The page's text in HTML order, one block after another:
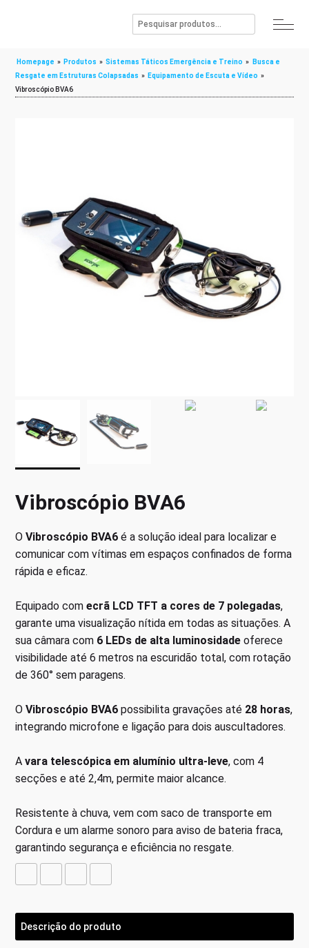
Homepage » Produtos » Sistemas Táticos Emergência e Treino »
Busca e
Resgate em Estruturas Colapsadas » Equipamento de Escuta e Vídeo »
Vibroscópio BVA6
Vibroscópio BVA6
OVibroscópio BVA6 é a solução ideal para localizar e
comunicar com vítimas em espaços confinados de forma
rápida e eficaz.
Equipado comecrã LCD TFT a cores de 7 polegadas,
garante uma visualização nítida em todas as situações. A
sua câmara com 6 LEDs de alta luminosidade oferece
visibilidade até 6 metros na escuridão total, com rotação
de 360° sem paragens.
OVibroscópio BVA6 possibilita gravações até 28 horas,
integrando microfone e ligação para dois auscultadores.
Avara telescópica em alumínio ultra-leve, com 4
secções e até 2,4m, permite maior alcance.
Resistente à chuva, vem com saco de transporte em
Cordura e um alarme sonoro para aviso de bateria fraca,
garantindo segurança e eficiência no resgate.
Descrição do produto